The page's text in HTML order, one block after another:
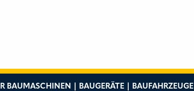
BAUMASCHINEN | BAUGERÄTE | BAUFAHRZEUGE